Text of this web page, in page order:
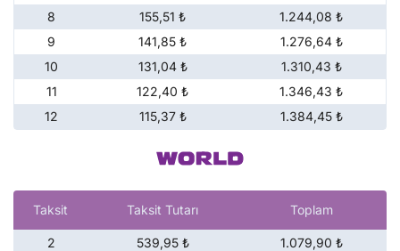
8
155,51 ₺
1.244,08 ₺
9
141,85 ₺
1.276,64 ₺
10
131,04 ₺
1.310,43 ₺
11
122,40 ₺
1.346,43 ₺
12
115,37 ₺ 1.384,45 ₺
Taksit Taksit Tutarı Toplam
2 539,95 ₺
1.079,90 ₺